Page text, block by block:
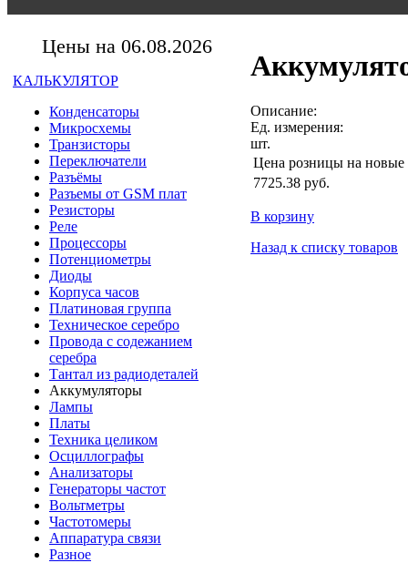
Цены на 06.08.2026
КАЛЬКУЛЯТОР
Конденсаторы
Микросхемы
Транзисторы
Переключатели
Разъёмы
Разъемы от GSM плат
Резисторы
Реле
Процессоры
Потенциометры
Диоды
Корпуса часов
Платиновая группа
Техническое серебро
Провода с содежанием
серебра
Тантал из радиодеталей
Аккумуляторы
Лампы
Платы
Техника целиком
Осциллографы
Анализаторы
Генераторы частот
Вольтметры
Частотомеры
Аппаратура связи
Разное
Описание:
Ед. измерения:
шт.
Цена розницы на новые
7725.38 руб.
В корзину
Назад к списку товаров